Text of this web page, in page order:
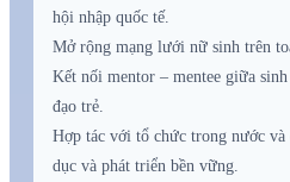
hội nhập quốc tế.
Mở rộng mạng lưới nữ sinh trên
Kết nối mentor – mentee giữa
đạo trẻ.
Hợp tác với tổ chức trong nước
dục và phát triển bền vững.